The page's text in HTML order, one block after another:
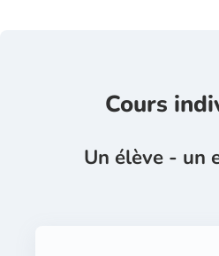
Cours
Un élève - un